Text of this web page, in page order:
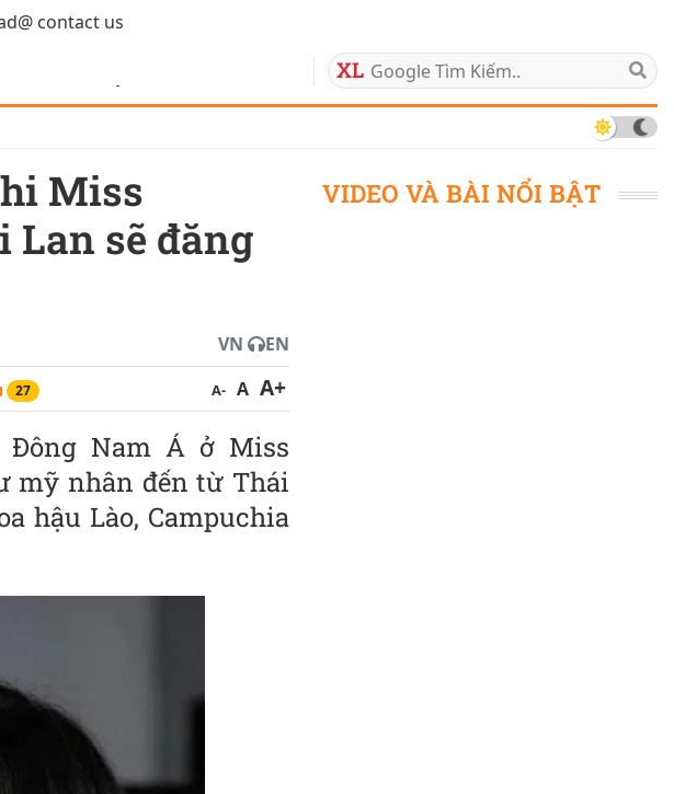
contact us
, Chủ nhật 09/08/2026
Lan sẽ đăng
VN
EN
27 A- A A+
Nam Á ở Miss
mỹ nhân đến từ Thái
hậu Lào, Campuchia
VIDEO VÀ BÀI NỔI BẬT